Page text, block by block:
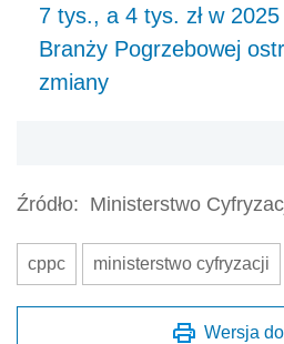
7 tys., a 4 tys. zł w
Branży Pogrzebowej
zmiany
Źródło: Ministerstwo
cppc ministerstwo cyfryzacji
Wersja